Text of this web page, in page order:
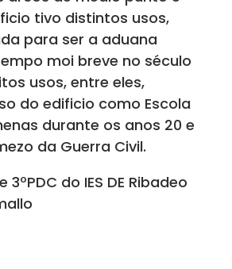
tivo distintos usos,
para ser a aduana
moi breve no século
usos, entre eles,
do edificio como Escola
durante os anos 20 e
da Guerra Civil.
do IES DE Ribadeo